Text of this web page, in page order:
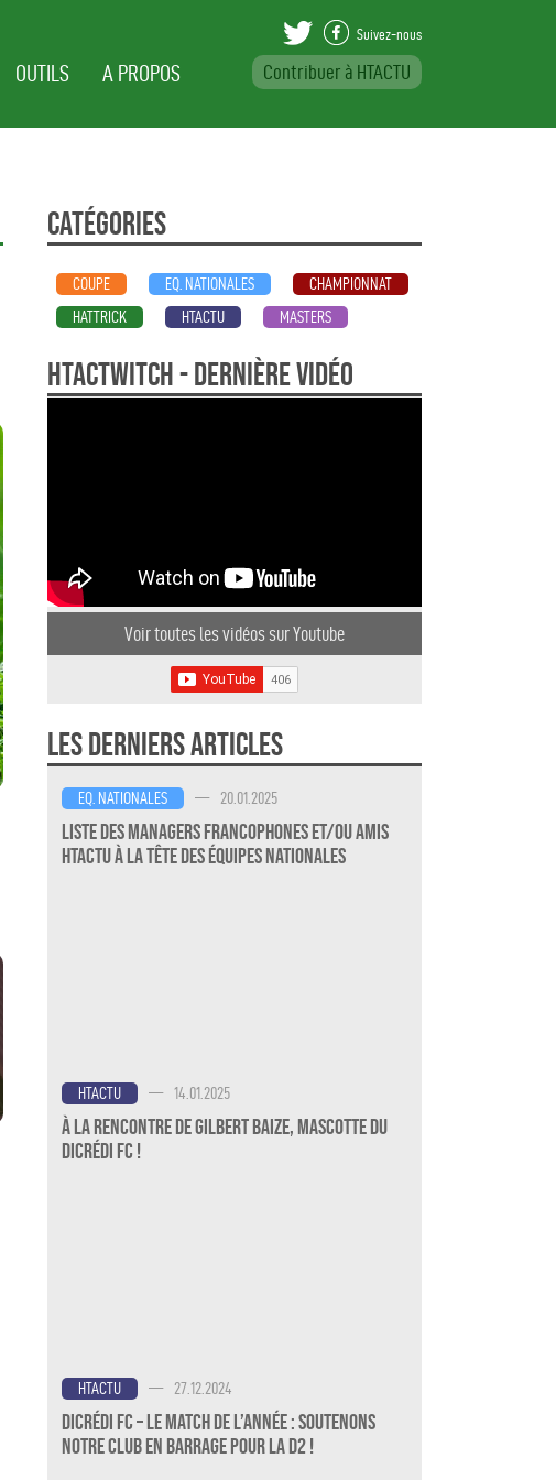
OUTILS A PROPOS Contribuer à HTACTU
Suivez-nous
Catégories
COUPE EQ. NATIONALES
CHAMPIONNAT
HATTRICK
HTACTU MASTERS
HTActwitch - dernière vidéo
Voir toutes les vidéos sur Youtube
Les derniers articles
EQ. NATIONALES — 20.01.2025
Liste des Managers Francophones et/ou amis
HTActu à la Tête des Équipes Nationales
HTACTU — 14.01.2025
À la rencontre de Gilbert Baize, mascotte du
Dicrédi FC !
HTACTU — 27.12.2024
Dicrédi FC – Le Match de l’Année : Soutenons
notre Club en Barrage pour la D2 !